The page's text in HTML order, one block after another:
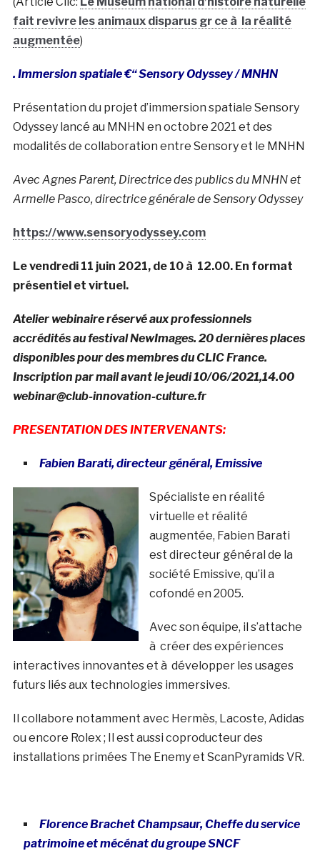
fait revivre les animaux disparus gr ce à la réalité
augmentée)
. Immersion spatiale €“ Sensory Odyssey / MNHN
Présentation du projet d’immersion spatiale Sensory
Odyssey lancé au MNHN en octobre 2021 et des
modalités de collaboration entre Sensory et le MNHN
Avec Agnes Parent, Directrice des publics du MNHN et
Armelle Pasco, directrice générale de Sensory Odyssey
https://www.sensoryodyssey.com
Le vendredi 11 juin 2021, de 10 à 12.00. En format
présentiel et virtuel.
Atelier webinaire réservé aux professionnels
accrédités au festival NewImages. 20 dernières places
disponibles pour des membres du CLIC France.
Inscription par mail avant le jeudi 10/06/2021,14.00
webinar@club-innovation-culture.fr
PRESENTATION DES INTERVENANTS:
Fabien Barati, directeur général, Emissive
Spécialiste en réalité
virtuelle et réalité
augmentée, Fabien Barati
est directeur général de la
société Emissive, qu’il a
cofondé en 2005.
Avec son équipe, il s’attache
à créer des expériences
interactives innovantes et à développer les usages
futurs liés aux technologies immersives.
Il collabore notamment avec Hermès, Lacoste, Adidas
ou encore Rolex ; Il est aussi coproducteur des
installations primées The Enemy et ScanPyramids VR.
Florence Brachet Champsaur, Cheffe du service
patrimoine et mécénat du groupe SNCF